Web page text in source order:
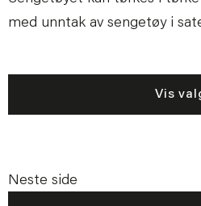
med unntak av sengetøy i
Vis
Neste side